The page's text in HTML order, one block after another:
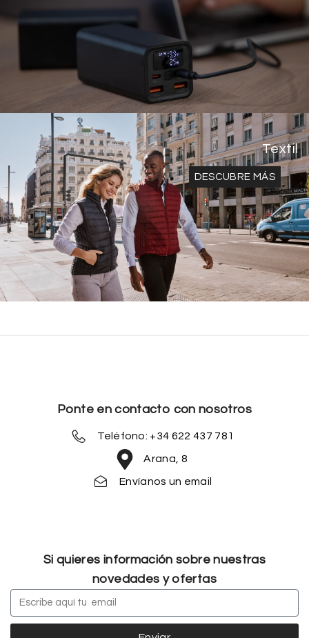
Textil
DESCUBRE MÁS
Ponte en contacto con nosotros
Teléfono: +34 622 437 781
Arana, 8
Envíanos un email
Si quieres información sobre nuestras
novedades y ofertas